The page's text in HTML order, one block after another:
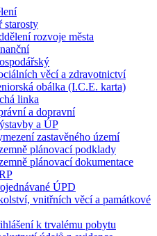
starosty
rozvoje města
věcí a zdravotnictví
obálka (I.C.E. karta)
linka
a dopravní
a ÚP
zastavěného území
plánovací podklady
plánovací dokumentace
ÚPD
vnitřních věcí a památkové
k trvalému pobytu